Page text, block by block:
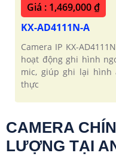
Giá : 1,469,000 ₫
KX-AD4111N-A
Camera IP KX-
hoạt động ghi hình
mic, giúp ghi lại hình
thực
CAMERA
LƯỢNG TẠI